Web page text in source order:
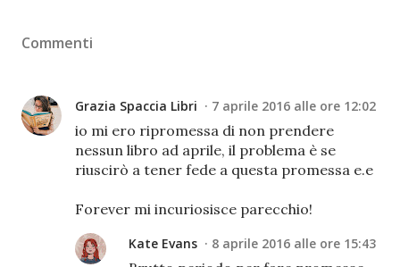
Commenti
Grazia Spaccia Libri 7 aprile 2016 alle ore 12:02
io mi ero ripromessa di non prendere
nessun libro ad aprile, il problema è se
riuscirò a tener fede a questa promessa e.e
Forever mi incuriosisce parecchio!
Kate Evans 8 aprile 2016 alle ore 15:43